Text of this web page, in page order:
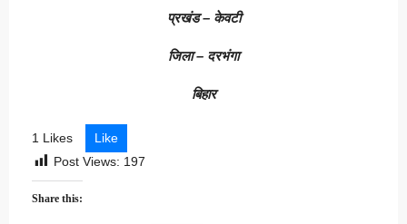
प्रखंड – केवटी
जिला – दरभंगा
बिहार
1 Likes
Like
Post Views: 197
Share this: